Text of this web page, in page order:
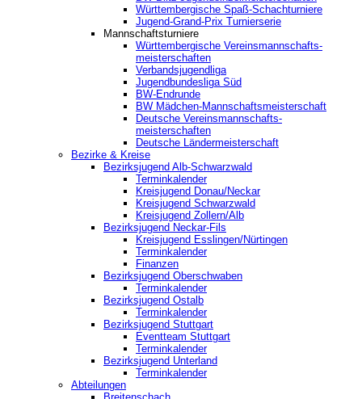
Württembergische Spaß-Schachturniere
Jugend-Grand-Prix Turnierserie
Mannschaftsturniere
Württembergische Vereinsmannschafts-
meisterschaften
Verbandsjugendliga
Jugendbundesliga Süd
BW-Endrunde
BW Mädchen-Mannschaftsmeisterschaft
Deutsche Vereinsmannschafts-
meisterschaften
Deutsche Ländermeisterschaft
Bezirke & Kreise
Bezirksjugend Alb-Schwarzwald
Terminkalender
Kreisjugend Donau/Neckar
Kreisjugend Schwarzwald
Kreisjugend Zollern/Alb
Bezirksjugend Neckar-Fils
Kreisjugend ‎Esslingen/Nürtingen
Terminkalender
Finanzen
Bezirksjugend Oberschwaben
Terminkalender
Bezirksjugend Ostalb
Terminkalender
Bezirksjugend Stuttgart
‎Eventteam Stuttgart
Terminkalender
Bezirksjugend Unterland
Terminkalender
Abteilungen